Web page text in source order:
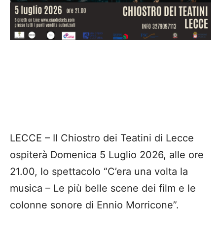
LECCE – Il Chiostro dei Teatini di Lecce
ospiterà Domenica 5 Luglio 2026, alle ore
21.00, lo spettacolo “C’era una volta la
musica – Le più belle scene dei film e le
colonne sonore di Ennio Morricone”.